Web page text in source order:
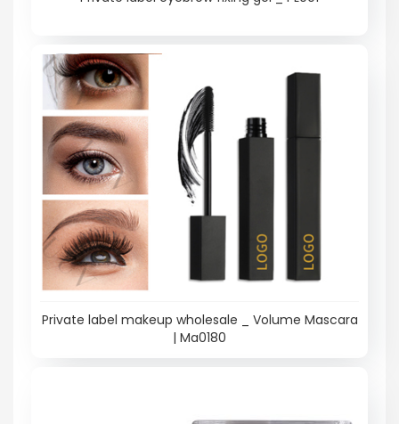
Private label makeup wholesale _ Volume Mascara
| Ma0180